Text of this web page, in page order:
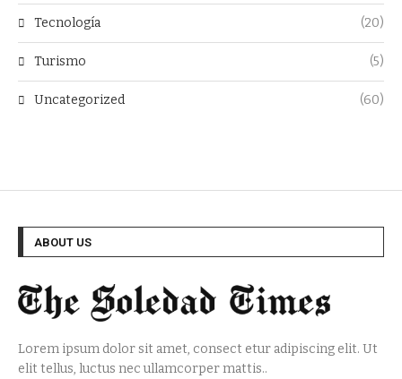
Tecnología (20)
Turismo (5)
Uncategorized (60)
ABOUT US
Lorem ipsum dolor sit amet, consect etur adipiscing elit. Ut
elit tellus, luctus nec ullamcorper mattis..